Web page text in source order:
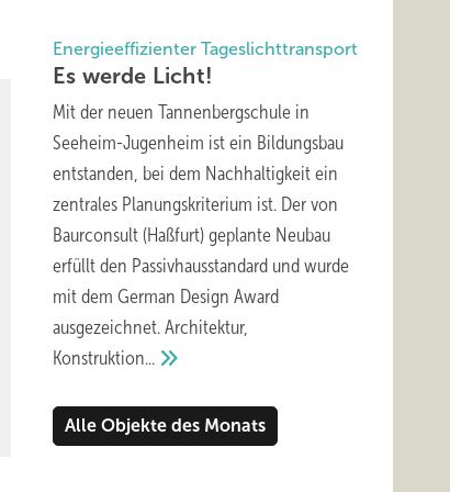
Energieeffizienter Tageslichttransport
Es werde Licht!
Mit der neuen Tannenbergschule in
Seeheim-Jugenheim ist ein Bildungsbau
entstanden, bei dem Nachhaltigkeit ein
zentrales Planungskriterium ist. Der von
Baurconsult (Haßfurt) geplante Neubau
erfüllt den Passivhausstandard und wurde
mit dem German Design Award
ausgezeichnet. Architektur,
Konstruktion...
Alle Objekte des Monats